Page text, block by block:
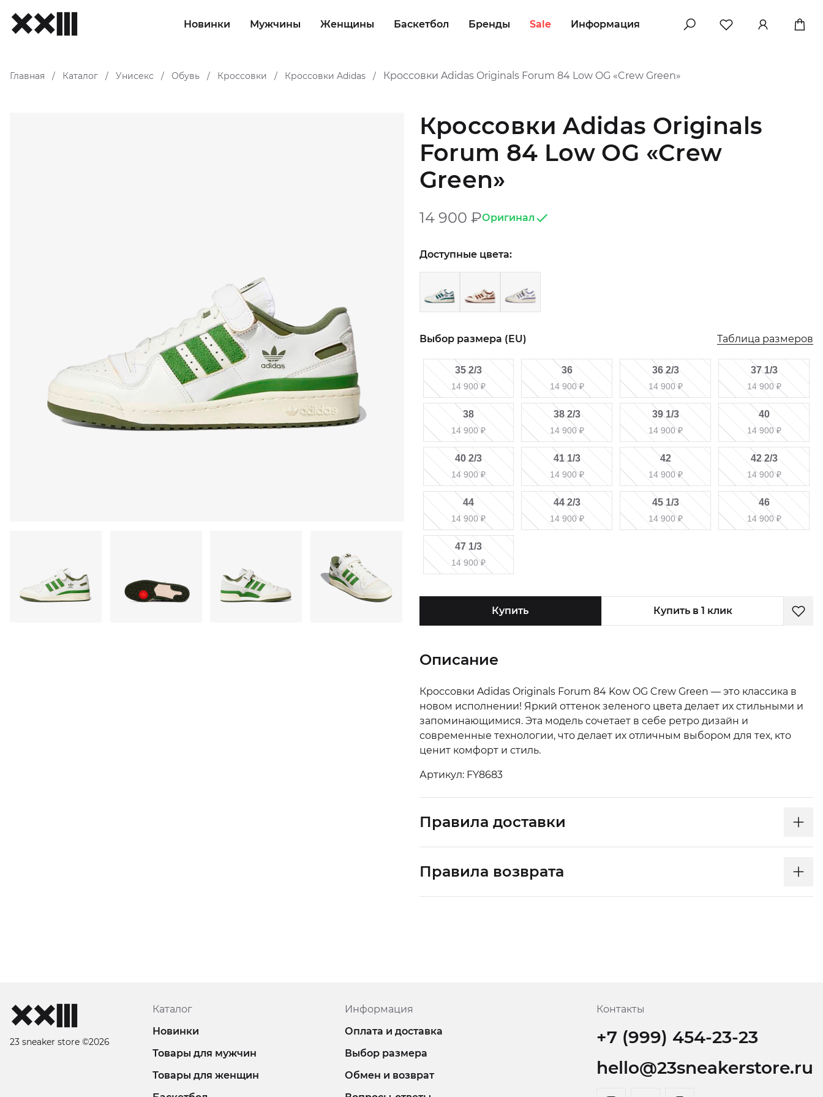
Новинки Мужчины Женщины Баскетбол Бренды Sale Информация
Главная / Каталог / Унисекс / Обувь / Кроссовки / Кроссовки Adidas / Кроссовки Adidas Originals Forum 84 Low OG «Crew Green»
Кроссовки Adidas Originals
Forum 84 Low OG «Crew
Green»
14 900 ₽Оригинал
Доступные цвета:
Выбор размера (EU) Таблица размеров
35 2/3
14 900₽
36
14 900₽
36 2/3
14 900₽
37 1/3
14 900₽
38
14 900₽
38 2/3
14 900₽
39 1/3
14 900₽
40
14 900₽
40 2/3
14 900₽
41 1/3
14 900₽
42
14 900₽
42 2/3
14 900₽
44
14 900₽
44 2/3
14 900₽
45 1/3
14 900₽
46
14 900₽
47 1/3
14 900₽
Купить Купить в 1 клик
Описание
Кроссовки Adidas Originals Forum 84 Kow OG Crew Green — это классика в
новом исполнении! Яркий оттенок зеленого цвета делает их стильными и
запоминающимися. Эта модель сочетает в себе ретро дизайн и
современные технологии, что делает их отличным выбором для тех, кто
ценит комфорт и стиль.
Артикул: FY8683
Правила доставки
Правила возврата
23 sneaker store ©2026
Каталог
Новинки
Товары для мужчин
Товары для женщин
Информация
Оплата и доставка
Выбор размера
Обмен и возврат
Контакты
+7 (999) 454-23-23
hello@23sneakerstore.ru